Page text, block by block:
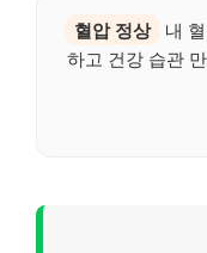
혈압 정상
내
하고 건강 습관